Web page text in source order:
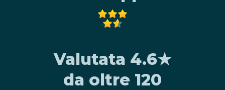
Valutata 4.6★
da oltre 120